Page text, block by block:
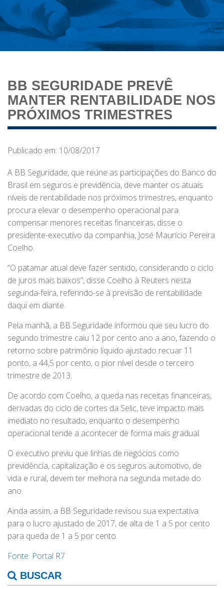
BB SEGURIDADE PREVÊ
MANTER RENTABILIDADE NOS
PRÓXIMOS TRIMESTRES
Publicado em: 10/08/2017
A BB Seguridade, que reúne as participações do Banco do
Brasil em seguros e previdência, deve manter os atuais
níveis de rentabilidade nos próximos trimestres, enquanto
procura elevar o desempenho operacional para
compensar menores receitas financeiras, disse o
presidente-executivo da companhia, José Maurício Pereira
Coelho.
“O patamar atual deve fazer sentido, considerando o ciclo
de juros mais baixos”, disse Coelho à Reuters nesta
segunda-feira, referindo-se à previsão de rentabilidade
daqui em diante.
Pela manhã, a BB Seguridade informou que seu lucro do
segundo trimestre caiu 12 por cento ano a ano, fazendo o
retorno sobre patrimônio líquido ajustado recuar 11
ponto, a 44,5 por cento, o pior nível desde o terceiro
trimestre de 2013.
De acordo com Coelho, a queda nas receitas financeiras,
derivadas do ciclo de cortes da Selic, teve impacto mais
imediato no resultado, enquanto o desempenho
operacional tende a acontecer de forma mais gradual.
O executivo previu que linhas de negócios como
previdência, capitalização e os seguros automotivo, de
vida e rural, devem ter melhora na segunda metade do
ano.
Ainda assim, a BB Seguridade revisou sua expectativa
para o lucro ajustado de 2017, de alta de 1 a 5 por cento
para queda de 1 a 5 por cento.
Fonte: Portal R7
BUSCAR